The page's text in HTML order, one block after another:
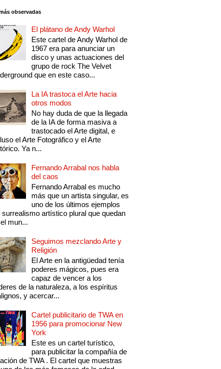
observadas
El plátano de Andy Warhol
Este cartel de Andy Warhol de
1967 era para anunciar un
disco y unas actuaciones del
grupo de rock The Velvet
que en este caso...
La IA trastoca el Arte hacia
otros modos
No hay duda de que la llegada
de la IA de forma masiva a
trastocado el Arte digital, e
el Arte Fotográfico y el Arte
Ya n...
Fernando Arrabal nos habla
del caos
Fernando Arrabal es mucho
más que un artista singular, es
uno de los últimos ejemplos
surrealismo artístico plural que quedan
mun...
Seguimos mezclando Arte y
Religión
El Arte en la antigüedad tenía
poderes mágicos, pues era
capaz de vencer a los
de la naturaleza, a los espíritus
y acercar...
Cartel publicitario de TWA en
1956 para promocionar New
York
Este es un cartel turístico,
para publicitar la compañía de
de TWA . El cartel que muestras